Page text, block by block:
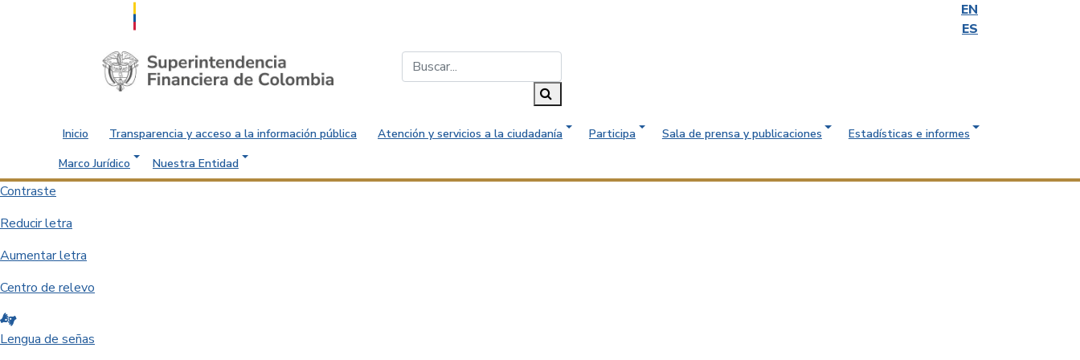
EN
ES
Saltar al contenido principal
Inicio Transparencia y acceso a la información pública Atención y servicios a la ciudadanía Participa Sala de prensa y publicaciones
Estadísticas e informes
Marco Jurídico
Nuestra Entidad
Contraste
Reducir letra
Aumentar letra
Centro de relevo
Lengua de señas